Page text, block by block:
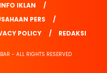
INFO IKLAN
PERS
POLICY REDAKSI
- ALL RIGHTS RESERVED